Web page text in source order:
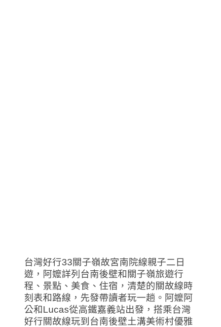
台灣好行33關子嶺故宮南院線親子二日
遊，阿嬤詳列台南後壁和關子嶺旅遊行
程、景點、美食、住宿，清楚的關故線時
刻表和路線，先發帶讀者玩一趟。阿嬤阿
公和Lucas從高鐵嘉義站出發，搭乘台灣
好行關故線玩到台南後壁土溝美術村優雅